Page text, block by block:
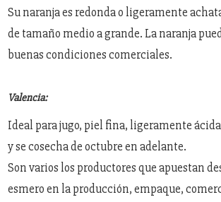
Su naranja es redonda o ligeramente
de tamaño medio a grande. La naranja
buenas condiciones comerciales.
Valencia:
Ideal para jugo, piel fina, ligeramente
y se cosecha de octubre en adelante.
Son varios los productores que apuestan
esmero en la producción, empaque,